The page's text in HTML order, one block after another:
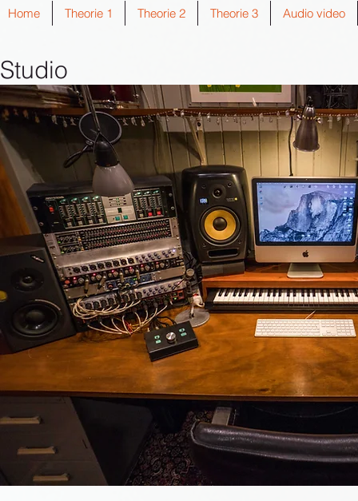
Home Theorie 1 Theorie 2 Theorie 3 Audio video
Studio